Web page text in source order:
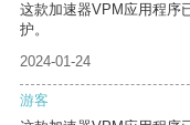
这款加速器VPM应用程序
护。
2024-01-24
游客